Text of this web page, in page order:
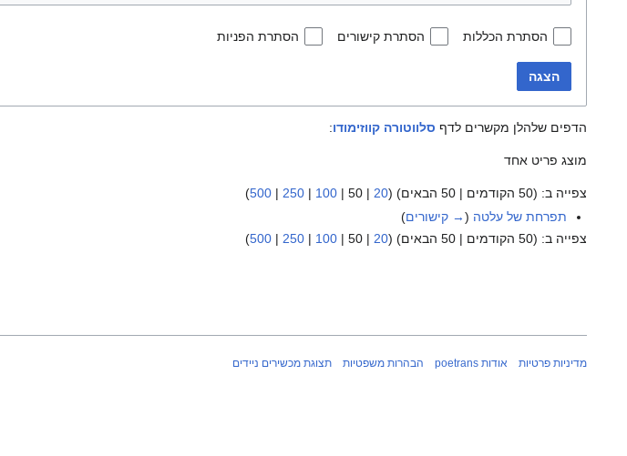
הסתרת הכללות הסתרת קישורים הסתרת הפניות
הצגה
הדפים שלהלן מקשרים לדף סלווטורה קווזימודו:
מוצג פריט אחד
צפייה ב: (50 הקודמים | 50 הבאים ) (
20
|
50
|
100
|
250
|
500
)
תפרחת של עלטה (→ קישורים)
צפייה ב: (50 הקודמים | 50 הבאים ) (
20
|
50
|
100
|
250
|
500
)
מדיניות פרטיות אודות poetrans הבהרות משפטיות תצוגת מכשירים ניידים